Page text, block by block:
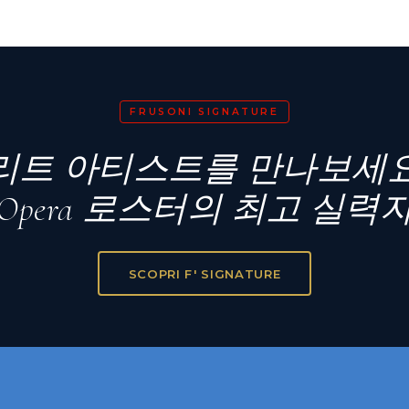
FRUSONI SIGNATURE
트 아티스트를 만나보세
로스터의 최고 실력
SCOPRI F' SIGNATURE